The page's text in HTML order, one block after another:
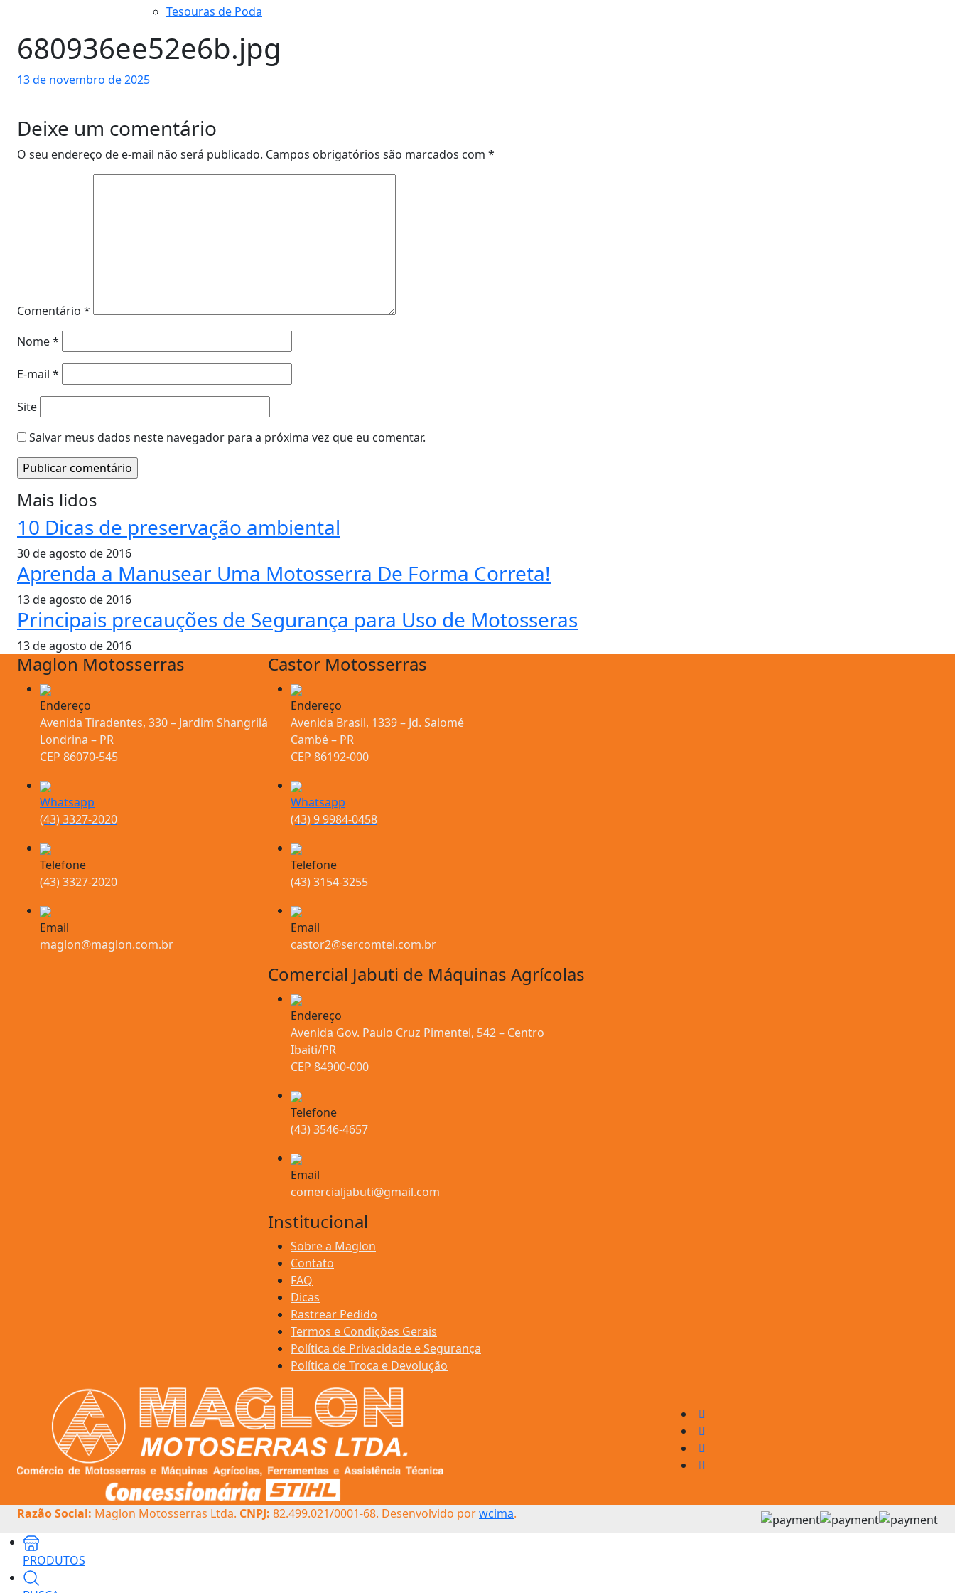
Tesouras de Poda
680936ee52e6b.jpg
13 de novembro de 2025
Deixe um comentário
O seu endereço de e-mail não será publicado. Campos obrigatórios são marcados com *
Comentário *
Nome*
E-mail *
Site
Salvar meus dados neste navegador para a próxima vez que eu comentar.
Mais lidos
10 Dicas de preservação ambiental
30 de agosto de 2016
Aprenda a Manusear Uma Motosserra De Forma Correta!
13 de agosto de 2016
Principais precauções de Segurança para Uso de Motosseras
13 de agosto de 2016
Maglon Motosserras
Endereço
Avenida Tiradentes, 330 – Jardim Shangrilá
Londrina – PR
CEP 86070-545
Whatsapp
(43) 3327-2020
Telefone
(43) 3327-2020
Email
maglon@maglon.com.br
Castor Motosserras
Endereço
Avenida Brasil, 1339 – Jd. Salomé
Cambé – PR
CEP 86192-000
Whatsapp
(43) 9 9984-0458
Telefone
(43) 3154-3255
Email
castor2@sercomtel.com.br
Comercial Jabuti de Máquinas Agrícolas
Endereço
Avenida Gov. Paulo Cruz Pimentel, 542 – Centro
Ibaiti/PR
CEP 84900-000
Telefone
(43) 3546-4657
Email
comercialjabuti@gmail.com
Institucional
Sobre a Maglon
Contato
FAQ
Dicas
Rastrear Pedido
Termos e Condições Gerais
Política de Privacidade e Segurança
Política de Troca e Devolução
Razão Social: Maglon Motosserras Ltda. CNPJ: 82.499.021/0001-68. Desenvolvido porwcima.
PRODUTOS